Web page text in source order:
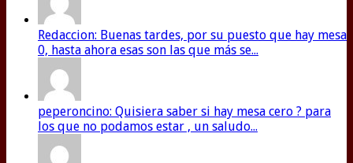
Redaccion: Buenas tardes, por su puesto que hay mesa
0, hasta ahora esas son las que más se...
peperoncino: Quisiera saber si hay mesa cero ? para
los que no podamos estar , un saludo...